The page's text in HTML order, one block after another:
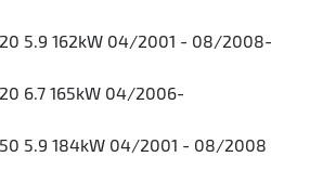
5.9 162kW 04/2001 - 08/2008-
6.7 165kW 04/2006-
5.9 184kW 04/2001 - 08/2008